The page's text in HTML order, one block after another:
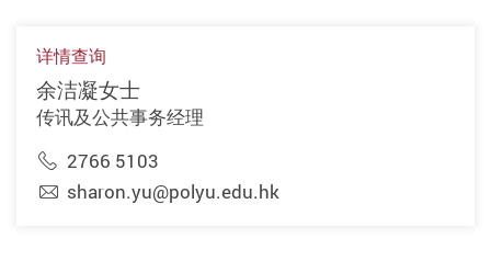
详情查询
余洁凝女士
传讯及公共事务经理
2766 5103
sharon.yu@polyu.edu.hk